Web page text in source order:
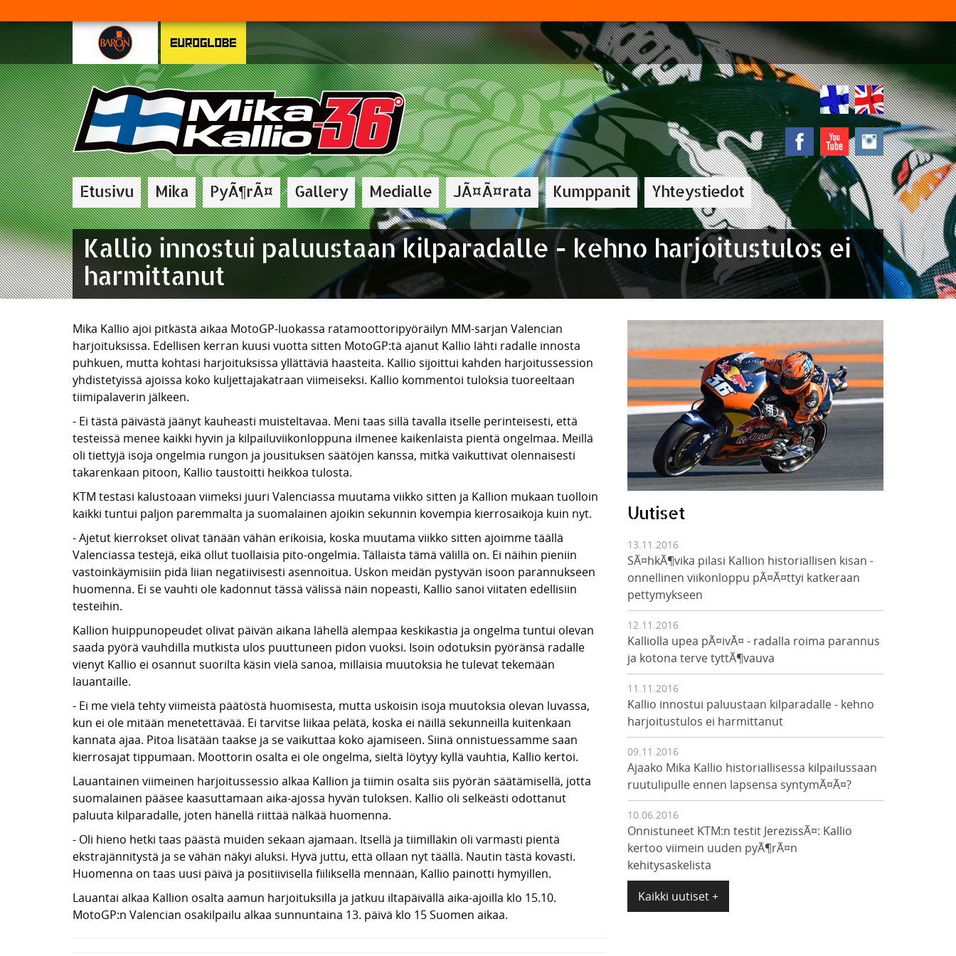
Etusivu Mika PyÃ¶rÃ¤ Gallery Medialle JÃ¤Ã¤rata Kumppanit Yhteystiedot
Kallio innostui paluustaan kilparadalle - kehno harjoitustulos ei
harmittanut
Mika Kallio ajoi pitkästä aikaa MotoGP-luokassa ratamoottoripyöräilyn MM-sarjan Valencian
harjoituksissa. Edellisen kerran kuusi vuotta sitten MotoGP:tä ajanut Kallio lähti radalle innosta
puhkuen, mutta kohtasi harjoituksissa yllättäviä haasteita. Kallio sijoittui kahden harjoitussession
yhdistetyissä ajoissa koko kuljettajakatraan viimeiseksi. Kallio kommentoi tuloksia tuoreeltaan
tiimipalaverin jälkeen.
- Ei tästä päivästä jäänyt kauheasti muisteltavaa. Meni taas sillä tavalla itselle perinteisesti, että
testeissä menee kaikki hyvin ja kilpailuviikonloppuna ilmenee kaikenlaista pientä ongelmaa. Meillä
oli tiettyjä isoja ongelmia rungon ja jousituksen säätöjen kanssa, mitkä vaikuttivat olennaisesti
takarenkaan pitoon, Kallio taustoitti heikkoa tulosta.
KTM testasi kalustoaan viimeksi juuri Valenciassa muutama viikko sitten ja Kallion mukaan tuolloin
kaikki tuntui paljon paremmalta ja suomalainen ajoikin sekunnin kovempia kierrosaikoja kuin nyt.
- Ajetut kierrokset olivat tänään vähän erikoisia, koska muutama viikko sitten ajoimme täällä
Valenciassa testejä, eikä ollut tuollaisia pito-ongelmia. Tällaista tämä välillä on. Ei näihin pieniin
vastoinkäymisiin pidä liian negatiivisesti asennoitua. Uskon meidän pystyvän isoon parannukseen
huomenna. Ei se vauhti ole kadonnut tässä välissä näin nopeasti, Kallio sanoi viitaten edellisiin
testeihin.
Kallion huippunopeudet olivat päivän aikana lähellä alempaa keskikastia ja ongelma tuntui olevan
saada pyörä vauhdilla mutkista ulos puuttuneen pidon vuoksi. Isoin odotuksin pyöränsä radalle
vienyt Kallio ei osannut suorilta käsin vielä sanoa, millaisia muutoksia he tulevat tekemään
lauantaille.
- Ei me vielä tehty viimeistä päätöstä huomisesta, mutta uskoisin isoja muutoksia olevan luvassa,
kun ei ole mitään menetettävää. Ei tarvitse liikaa pelätä, koska ei näillä sekunneilla kuitenkaan
kannata ajaa. Pitoa lisätään taakse ja se vaikuttaa koko ajamiseen. Siinä onnistuessamme saan
kierrosajat tippumaan. Moottorin osalta ei ole ongelma, sieltä löytyy kyllä vauhtia, Kallio kertoi.
Lauantainen viimeinen harjoitussessio alkaa Kallion ja tiimin osalta siis pyörän säätämisellä, jotta
suomalainen pääsee kaasuttamaan aika-ajossa hyvän tuloksen. Kallio oli selkeästi odottanut
paluuta kilparadalle, joten hänellä riittää nälkää huomenna.
- Oli hieno hetki taas päästä muiden sekaan ajamaan. Itsellä ja tiimilläkin oli varmasti pientä
ekstrajännitystä ja se vähän näkyi aluksi. Hyvä juttu, että ollaan nyt täällä. Nautin tästä kovasti.
Huomenna on taas uusi päivä ja positiivisella fiiliksellä mennään, Kallio painotti hymyillen.
Lauantai alkaa Kallion osalta aamun harjoituksilla ja jatkuu iltapäivällä aika-ajoilla klo 15.10.
MotoGP:n Valencian osakilpailu alkaa sunnuntaina 13. päivä klo 15 Suomen aikaa.
Uutiset
13.11.2016
SÃ¤hkÃ¶vika pilasi Kallion historiallisen kisan -
onnellinen viikonloppu pÃ¤Ã¤ttyi katkeraan
pettymykseen
12.11.2016
Kalliolla upea pÃ¤ivÃ¤ - radalla roima parannus
ja kotona terve tyttÃ¶vauva
11.11.2016
Kallio innostui paluustaan kilparadalle - kehno
harjoitustulos ei harmittanut
09.11.2016
Ajaako Mika Kallio historiallisessa kilpailussaan
ruutulipulle ennen lapsensa syntymÃ¤Ã¤?
10.06.2016
Onnistuneet KTM:n testit JerezissÃ¤: Kallio
kertoo viimein uuden pyÃ¶rÃ¤n
kehitysaskelista
Kaikki uutiset +